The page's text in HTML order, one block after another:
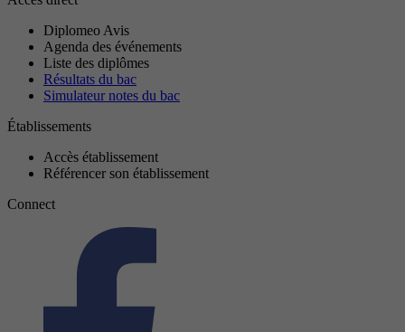
Diplomeo Avis
Agenda des événements
Liste des diplômes
Résultats du bac
Simulateur notes du bac
Établissements
Accès établissement
Référencer son établissement
Connect